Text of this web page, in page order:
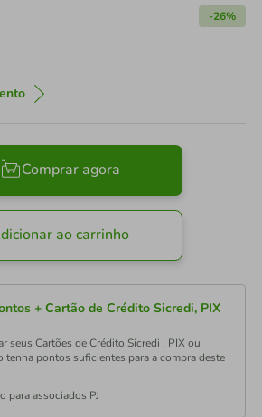
-26%
Comprar agora
ao carrinho
+ Cartão de Crédito Sicredi, PIX
seus Cartões de Crédito Sicredi , PIX ou
tenha pontos suficientes para a compra deste
para associados PJ